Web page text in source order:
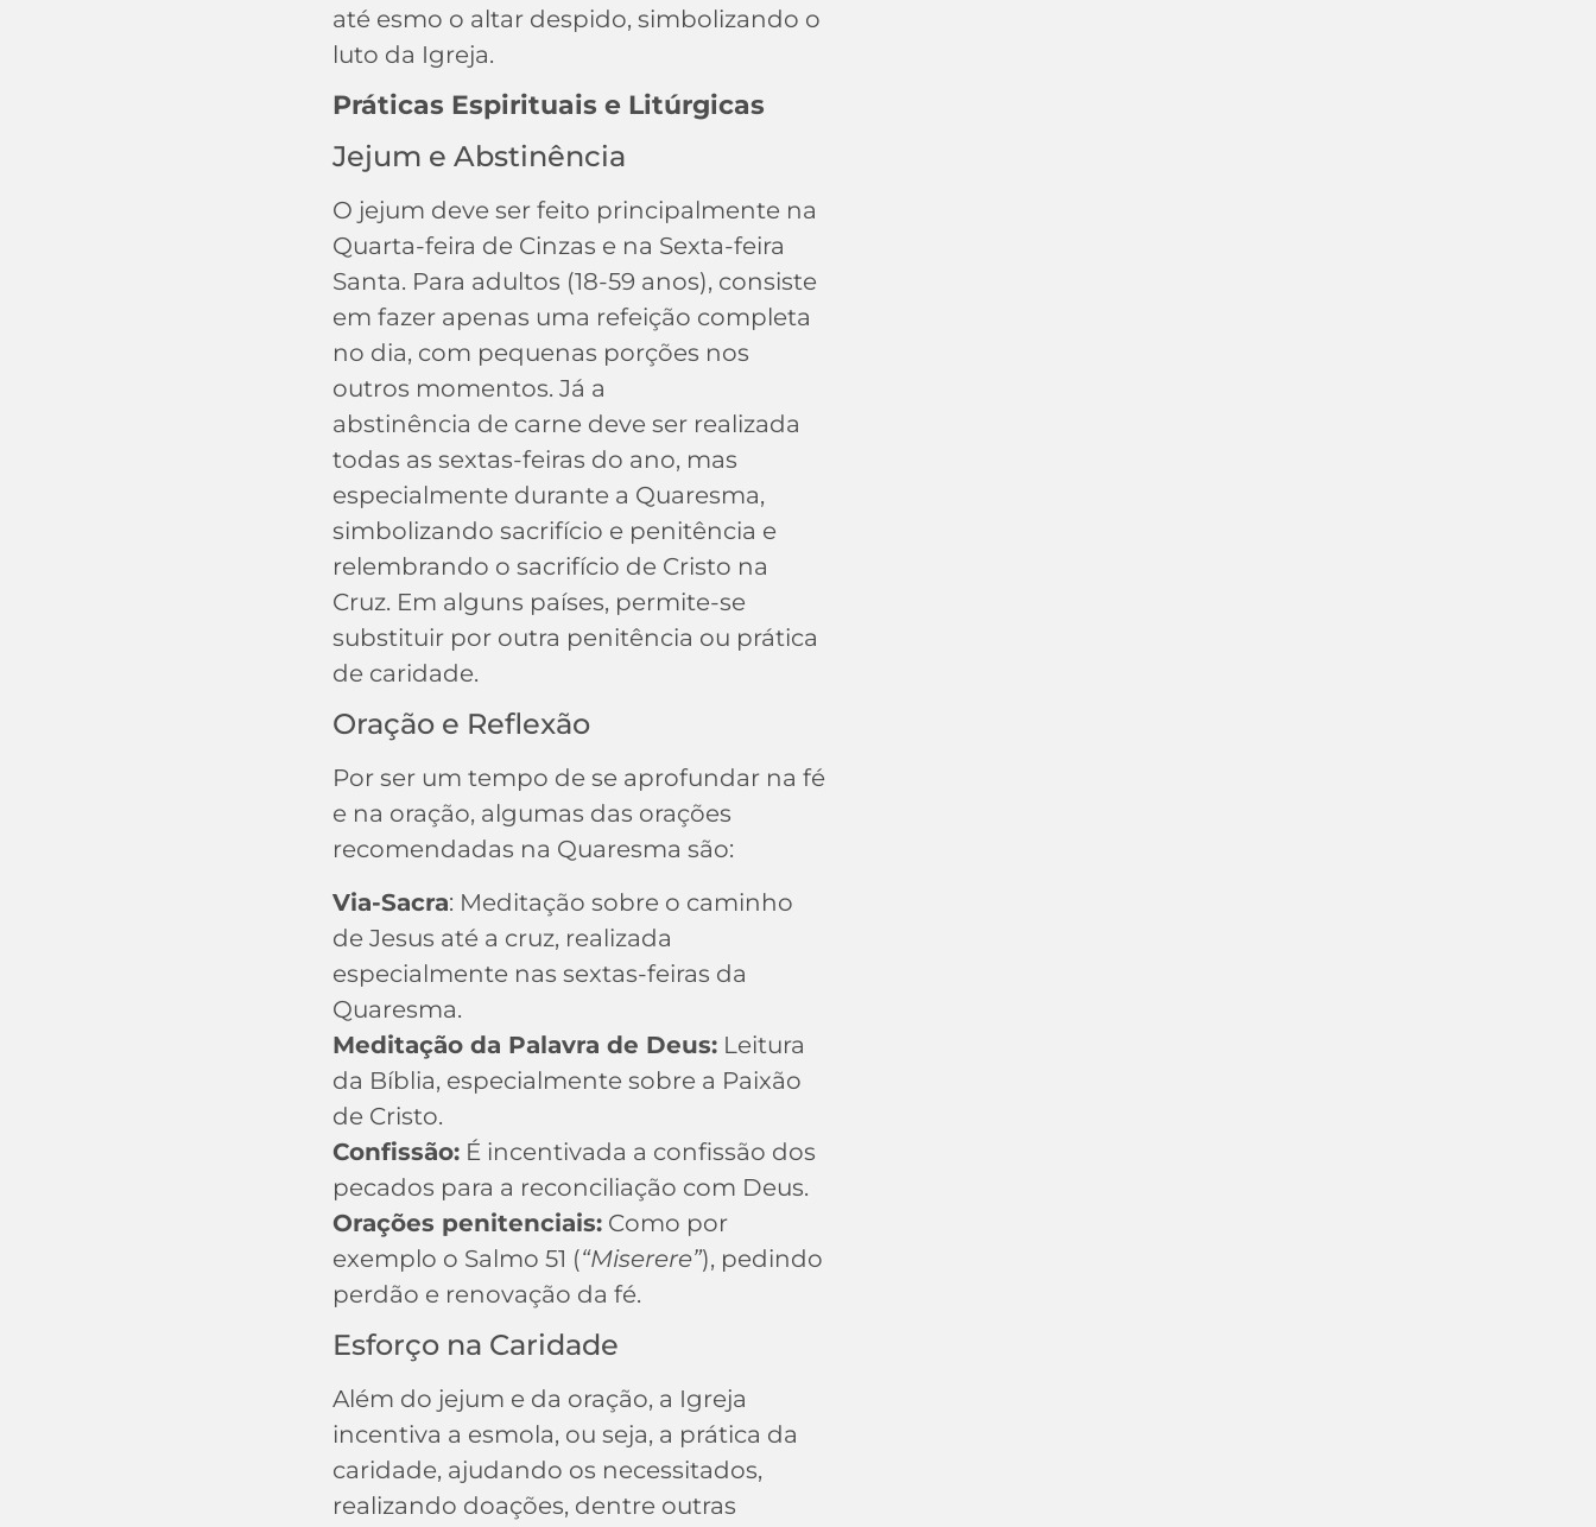
até esmo o altar despido, simbolizando o
luto da Igreja.
Práticas Espirituais e Litúrgicas
Jejum e Abstinência
O jejum deve ser feito principalmente na
Quarta-feira de Cinzas e na Sexta-feira
Santa. Para adultos (18-59 anos), consiste
em fazer apenas uma refeição completa
no dia, com pequenas porções nos
outros momentos. Já a
abstinência de carne deve ser realizada
todas as sextas-feiras do ano, mas
especialmente durante a Quaresma,
simbolizando sacrifício e penitência e
relembrando o sacrifício de Cristo na
Cruz. Em alguns países, permite-se
substituir por outra penitência ou prática
de caridade.
Oração e Reflexão
Por ser um tempo de se aprofundar na fé
e na oração, algumas das orações
recomendadas na Quaresma são:
Via-Sacra: Meditação sobre o caminho
de Jesus até a cruz, realizada
especialmente nas sextas-feiras da
Quaresma.
Meditação da Palavra de Deus:Leitura
da Bíblia, especialmente sobre a Paixão
de Cristo.
Confissão:É incentivada a confissão dos
pecados para a reconciliação com Deus.
Orações penitenciais:Como por
exemplo o Salmo 51 (“Miserere”), pedindo
perdão e renovação da fé.
Esforço na Caridade
Além do jejum e da oração, a Igreja
incentiva a esmola, ou seja, a prática da
caridade, ajudando os necessitados,
realizando doações, dentre outras